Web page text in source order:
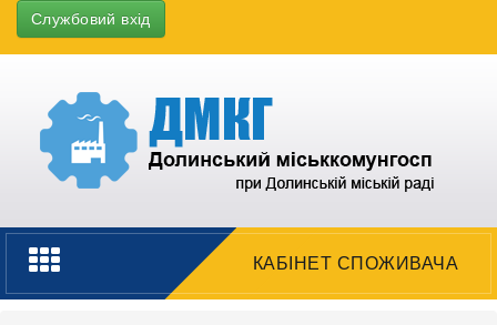
Службовий вхід
Toggle
navigation
КАБІНЕТ СПОЖИВАЧА